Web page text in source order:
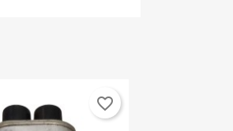
favorite_border